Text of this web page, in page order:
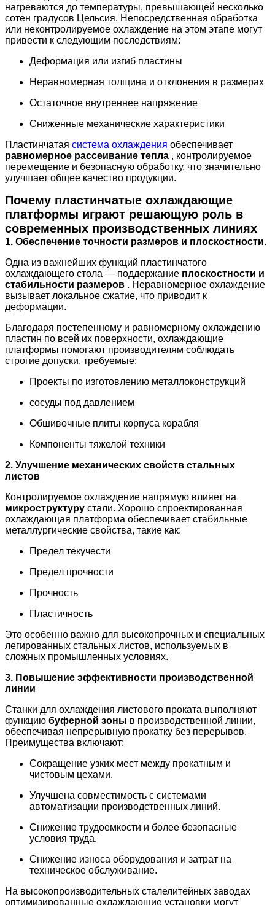
нагреваются до температуры, превышающей несколько
сотен градусов Цельсия. Непосредственная обработка
или неконтролируемое охлаждение на этом этапе могут
привести к следующим последствиям:
Деформация или изгиб пластины
Неравномерная толщина и отклонения в размерах
Остаточное внутреннее напряжение
Сниженные механические характеристики
Пластинчатая система охлаждения обеспечивает
равномерное рассеивание тепла , контролируемое
перемещение и безопасную обработку, что значительно
улучшает общее качество продукции.
Почему пластинчатые охлаждающие
платформы играют решающую роль в
современных производственных линиях
1. Обеспечение точности размеров и плоскостности.
Одна из важнейших функций пластинчатого
охлаждающего стола — поддержание плоскостности и
стабильности размеров . Неравномерное охлаждение
вызывает локальное сжатие, что приводит к
деформации.
Благодаря постепенному и равномерному охлаждению
пластин по всей их поверхности, охлаждающие
платформы помогают производителям соблюдать
строгие допуски, требуемые:
Проекты по изготовлению металлоконструкций
сосуды под давлением
Обшивочные плиты корпуса корабля
Компоненты тяжелой техники
2. Улучшение механических свойств стальных
листов
Контролируемое охлаждение напрямую влияет на
микроструктуру стали. Хорошо спроектированная
охлаждающая платформа обеспечивает стабильные
металлургические свойства, такие как:
Предел текучести
Предел прочности
Прочность
Пластичность
Это особенно важно для высокопрочных и специальных
легированных стальных листов, используемых в
сложных промышленных условиях.
3. Повышение эффективности производственной
линии
Станки для охлаждения листового проката выполняют
функцию буферной зоны в производственной линии,
обеспечивая непрерывную прокатку без перерывов.
Преимущества включают:
Сокращение узких мест между прокатным и
чистовым цехами.
Улучшена совместимость с системами
автоматизации производственных линий.
Снижение трудоемкости и более безопасные
условия труда.
Снижение износа оборудования и затрат на
техническое обслуживание.
На высокопроизводительных сталелитейных заводах
оптимизированные охлаждающие установки могут